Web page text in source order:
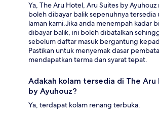
Ya, The Aru Hotel, Aru Suites by
boleh dibayar balik sepenuhnya
laman kami.Jika anda menempah kadar
dibayar balik, ini boleh dibatalkan
sebelum daftar masuk bergantung
Pastikan untuk menyemak dasar
mendapatkan terma dan syarat tepat.
Adakah kolam tersedia di The Aru
by Ayuhouz?
Ya, terdapat kolam renang terbuka.